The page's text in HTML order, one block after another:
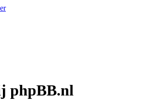
phpBB.nl